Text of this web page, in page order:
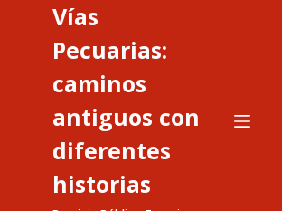
Vías
Pecuarias:
caminos
antiguos con
diferentes
historias